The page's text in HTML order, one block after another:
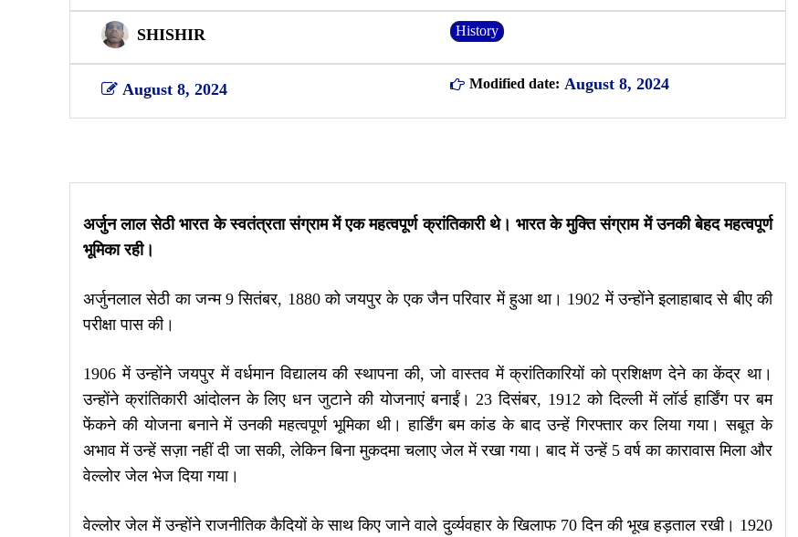
SHISHIR History
August 8, 2024 Modified date: August 8, 2024
अर्जुन लाल सेठी भारत के स्वतंत्रता संग्राम में एक महत्वपूर्ण क्रांतिकारी थे। भारत के मुक्ति संग्राम में उनकी बेहद महत्वपूर्ण
भूमिका रही।
अर्जुनलाल सेठी का जन्म 9 सितंबर, 1880 को जयपुर के एक जैन परिवार में हुआ था। 1902 में उन्होंने इलाहाबाद से बीए की
परीक्षा पास की।
1906 में उन्होंने जयपुर में वर्धमान विद्यालय की स्थापना की, जो वास्तव में क्रांतिकारियों को प्रशिक्षण देने का केंद्र था।
उन्होंने क्रांतिकारी आंदोलन के लिए धन जुटाने की योजनाएं बनाईं। 23 दिसंबर, 1912 को दिल्ली में लॉर्ड हार्डिंग पर बम
फेंकने की योजना बनाने में उनकी महत्वपूर्ण भूमिका थी। हार्डिंग बम कांड के बाद उन्हें गिरफ्तार कर लिया गया। सबूत के
अभाव में उन्हें सज़ा नहीं दी जा सकी, लेकिन बिना मुकदमा चलाए जेल में रखा गया। बाद में उन्हें 5 वर्ष का कारावास मिला और
वेल्लोर जेल भेज दिया गया।
वेल्लोर जेल में उन्होंने राजनीतिक कैदियों के साथ किए जाने वाले दुर्व्यवहार के खिलाफ 70 दिन की भूख हड़ताल रखी। 1920